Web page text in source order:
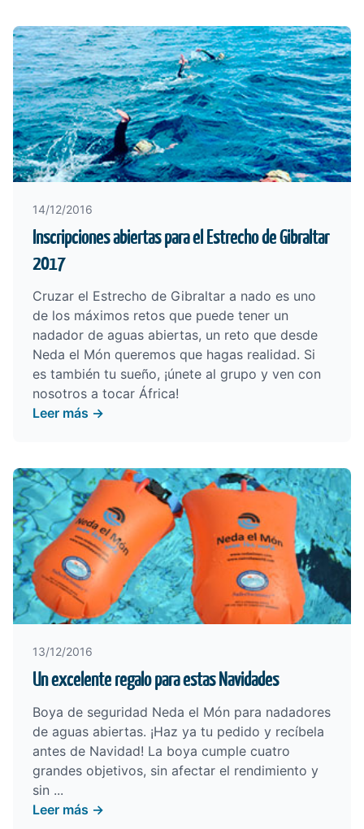
14/12/2016
Inscripciones abiertas para el Estrecho de Gibraltar
2017
Cruzar el Estrecho de Gibraltar a nado es uno
de los máximos retos que puede tener un
nadador de aguas abiertas, un reto que desde
Neda el Món queremos que hagas realidad. Si
es también tu sueño, ¡únete al grupo y ven con
nosotros a tocar África!
Leer más →
13/12/2016
Un excelente regalo para estas Navidades
Boya de seguridad Neda el Món para nadadores
de aguas abiertas. ¡Haz ya tu pedido y recíbela
antes de Navidad! La boya cumple cuatro
grandes objetivos, sin afectar el rendimiento y
sin ...
Leer más →